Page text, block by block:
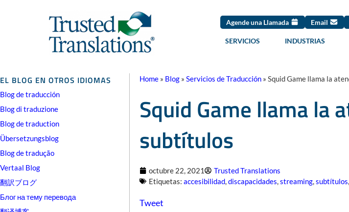
Agende una Llamada Email
SERVICIOS INDUSTRIAS
EL BLOG EN OTROS IDIOMAS
Blog de traducción
Blog di traduzione
Blog de traduction
Übersetzungsblog
Blog de tradução
Vertaal Blog
翻訳ブログ
Блог на тему перевода
Home » Blog » Servicios de Traducción » Squid Game llama la
Squid Game llama la
subtítulos
octubre 22, 2021
Trusted Translations
Etiquetas: accesibilidad,discapacidades,streaming,subtítulos,
Tweet